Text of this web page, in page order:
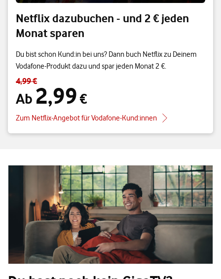
Netflix dazubuchen - und 2 € jeden
Monat sparen
Du bist schon Kund:in bei uns? Dann buch Netflix zu Deinem
Vodafone-Produkt dazu und spar jeden Monat 2 €.
Standardpreis 4,99 € – Angebotspreis Ab 2,99 €
4,99 €
Ab 2,99 €
Zum Netflix-Angebot für Vodafone-Kund:innen